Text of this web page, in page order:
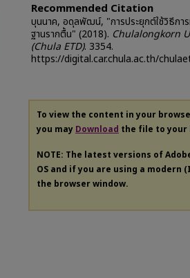
Recommended Citation
บุนนาค, อดุลพัฒน์, "การประยุกต์ใช้วิธีกา
ฐานรากตื้น" (2018). Chulalongkorn
(Chula ETD). 3354.
https://digital.car.chula.ac.th/
To view the content in your
you may Download the file to your
NOTE: The latest versions of
OS and if you are using a
the browser window.